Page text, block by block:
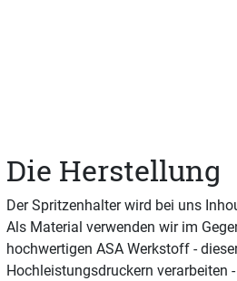
Die Herstellung
Der Spritzenhalter wird bei uns
Als Material verwenden wir im
hochwertigen ASA Werkstoff -
Hochleistungsdruckern verarbeiten